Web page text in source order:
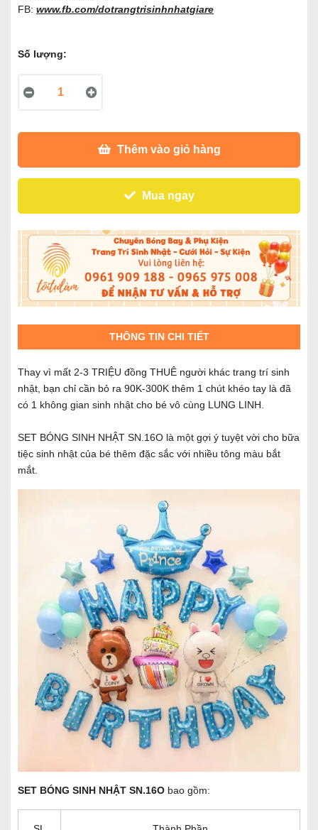
FB: www.fb.com/dotrangtrisinhnhatgiare
Số lượng:
Thêm vào giỏ hàng
Mua ngay
THÔNG TIN CHI TIẾT
Thay vì mất 2-3 TRIỆU đồng THUÊ người khác trang trí sinh
nhật, bạn chỉ cần bỏ ra 90K-300K thêm 1 chút khéo tay là đã
có 1 không gian sinh nhật cho bé vô cùng LUNG LINH.
SET BÓNG SINH NHẬT SN.16O là một gợi ý tuyệt vời cho bữa
tiệc sinh nhật của bé thêm đặc sắc với nhiều tông màu bắt
mắt.
SET BÓNG SINH NHẬT SN.16O bao gồm: